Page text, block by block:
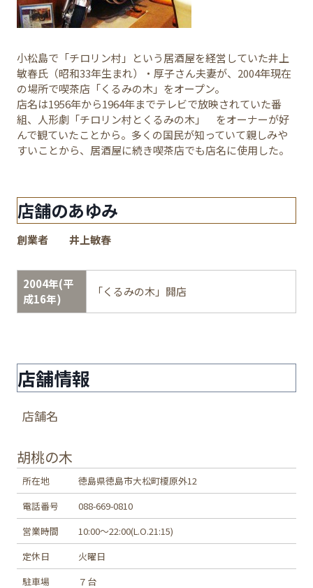
小松島で「チロリン村」という居酒屋を経営していた井上
敏春氏（昭和33年生まれ）・厚子さん夫妻が、2004年現在
の場所で喫茶店「くるみの木」をオープン。
店名は1956年から1964年までテレビで放映されていた番
組、人形劇「チロリン村とくるみの木」 をオーナーが好
んで観ていたことから。多くの国民が知っていて親しみや
すいことから、居酒屋に続き喫茶店でも店名に使用した。
店舗のあゆみ
創業者 井上敏春
2004年(平
成16年)
「くるみの木」開店
店舗情報
店舗名
胡桃の木
所在地
徳島県徳島市大松町榎原外12
電話番号
088-669-0810
営業時間
10:00～22:00(L.O.21:15)
定休日
火曜日
駐車場
７台